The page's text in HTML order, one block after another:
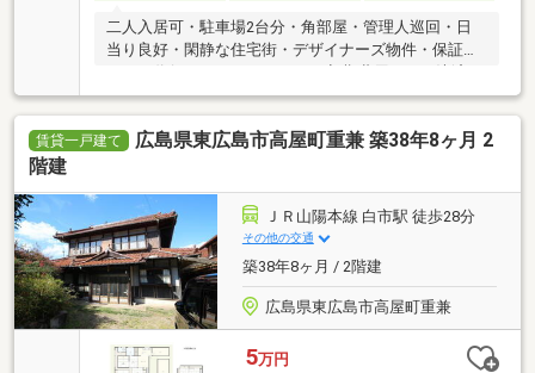
二人入居可・駐車場2台分・角部屋・管理人巡回・日
当り良好・閑静な住宅街・デザイナーズ物件・保証人
可・家賃カード決済可
賃貸一戸建て
広島県東広島市高屋町重兼 築38年8ヶ月 2
階建
ＪＲ山陽本線 白市駅 徒歩28分
その他の交通
築38年8ヶ月 / 2階建
広島県東広島市高屋町重兼
5万円